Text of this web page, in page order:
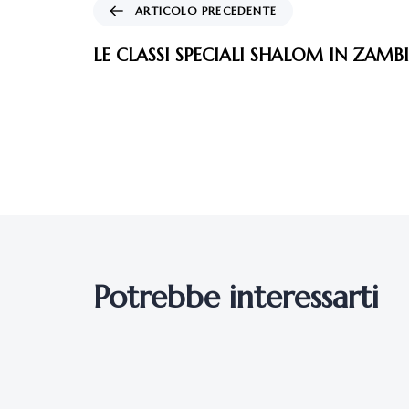
ARTICOLO PRECEDENTE
LE CLASSI SPECIALI SHALOM IN
Potrebbe interessarti